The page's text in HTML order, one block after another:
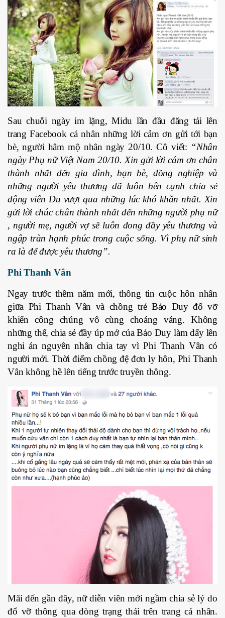
Sau chuỗi ngày im lặng, Midu lần đầu đăng tải lên
trang Facebook cá nhân những lời cảm ơn gửi tới bạn
bè, người hâm mộ nhân ngày 20/10. Cô viết: “Nhân
ngày Phụ nữ Việt Nam 20/10. Xin gửi lời cám ơn chân
thành nhất đến gia đình, bạn bè, đồng nghiệp và
những người yêu thương đã luôn bên cạnh chia sẻ
động viên Du vượt qua những lúc khó khăn nhất. Xin
gửi lời chúc chân thành nhất đến những người phụ nữ
, người mẹ, người vợ sẽ luôn đong đầy yêu thương và
ngập tràn hạnh phúc trong cuộc sống. Vì phụ nữ sinh
ra là để được yêu thương”.
Phi Thanh Vân
Ngay trước thềm năm mới, thông tin cuộc hôn nhân
giữa Phi Thanh Vân và chồng trẻ Bảo Duy đổ vỡ
khiến công chúng vô cùng choáng váng. Không
những thế, chia sẻ đầy úp mở của Bảo Duy làm dấy lên
nghi án nguyên nhân chia tay vì Phi Thanh Vân có
người mới. Thời điểm chồng đệ đơn ly hôn, Phi Thanh
Vân không hề lên tiếng trước truyền thông.
Mãi đến gần đây, nữ diễn viên mới ngầm chia sẻ lý do
đổ vỡ thông qua dòng trạng thái trên trang cá nhân.